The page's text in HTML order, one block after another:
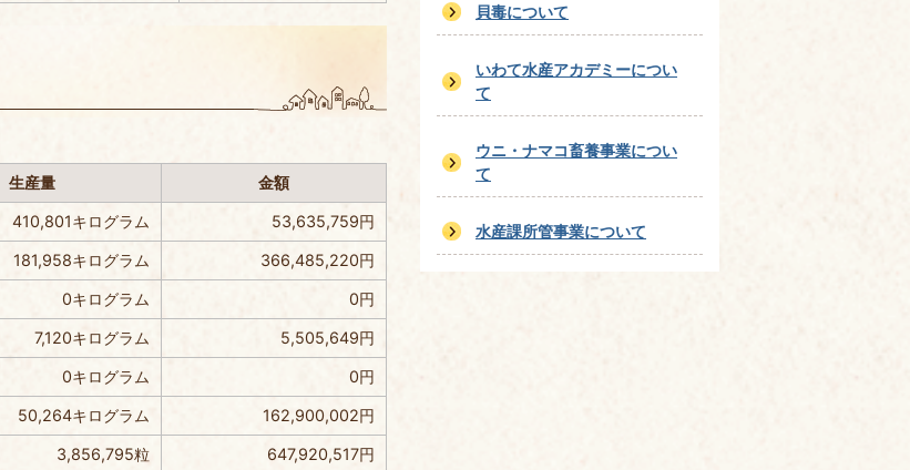
生産量 金額
410,801キログラム 53,635,759円
181,958キログラム 366,485,220円
0キログラム 0円
7,120キログラム 5,505,649円
0キログラム 0円
50,264キログラム 162,900,002円
3,856,795粒 647,920,517円
貝毒について
いわて水産アカデミーについ
て
ウニ・ナマコ畜養事業につい
て
水産課所管事業について